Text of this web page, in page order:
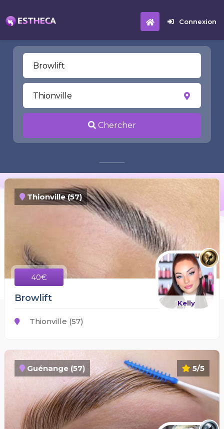
Connexion
Chercher
Thionville (57)
40€
Kelly
Browlift
Thionville (57)
5/5
Guénange (57)